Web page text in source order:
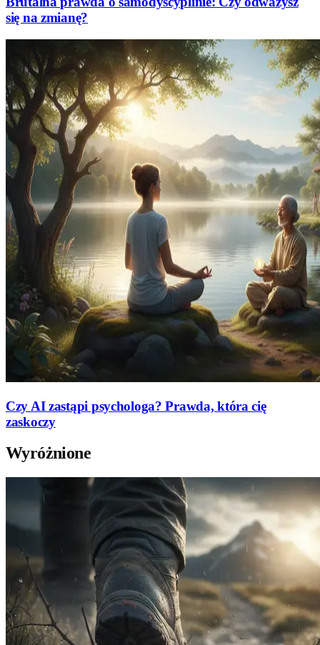
się na zmianę?
Czy AI zastąpi psychologa? Prawda, która cię
zaskoczy
Wyróżnione